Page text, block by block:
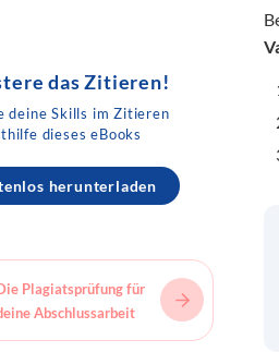
das Zitieren!
deine Skills im Zitieren
dieses eBooks
herunterladen
Plagiatsprüfung für
Abschlussarbeit